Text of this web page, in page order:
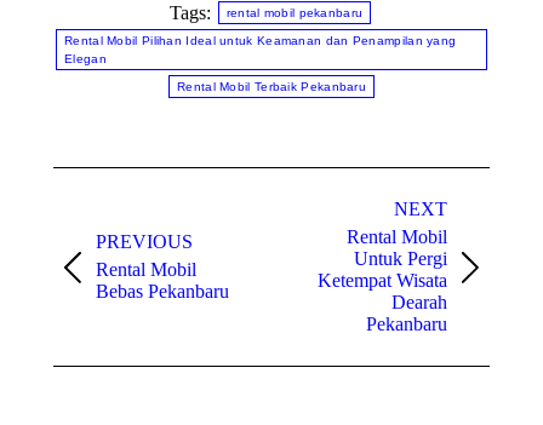
Tags:
rental mobil pekanbaru
Rental Mobil Pilihan Ideal untuk Keamanan dan Penampilan yang
Elegan
Rental Mobil Terbaik Pekanbaru
PREVIOUS
Previous
post:
Rental Mobil
Bebas Pekanbaru
NEXT
Next
Rental Mobil
Untuk Pergi
Ketempat Wisata
Dearah
Pekanbaru